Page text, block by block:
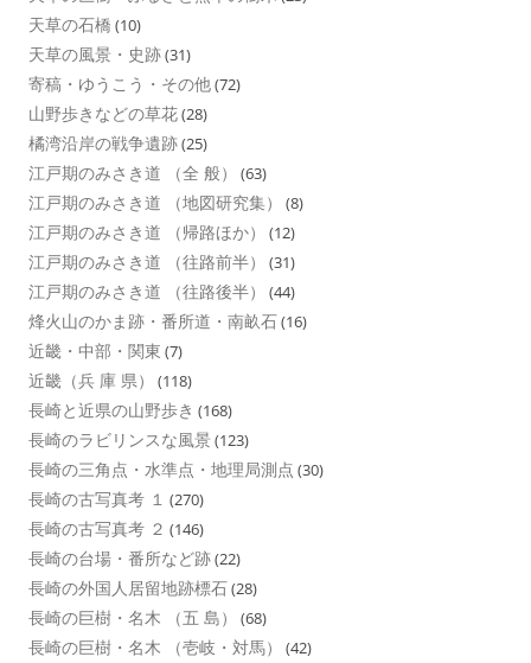
天草の石橋 (10)
天草の風景・史跡(31)
寄稿・ゆうこう・その他(72)
山野歩きなどの草花(28)
橘湾沿岸の戦争遺跡(25)
江戸期のみさき道 （全 般） (63)
江戸期のみさき道 （地図研究集） (8)
江戸期のみさき道 （帰路ほか） (12)
江戸期のみさき道 （往路前半） (31)
江戸期のみさき道 （往路後半） (44)
烽火山のかま跡・番所道・南畝石(16)
近畿・中部・関東 (7)
近畿（兵 庫 県） (118)
長崎と近県の山野歩き (168)
長崎のラビリンスな風景 (123)
長崎の三角点・水準点・地理局測点 (30)
長崎の古写真考 １ (270)
長崎の古写真考 ２ (146)
長崎の台場・番所など跡(22)
長崎の外国人居留地跡標石(28)
長崎の巨樹・名木 （五 島） (68)
長崎の巨樹・名木 （壱岐・対馬） (42)